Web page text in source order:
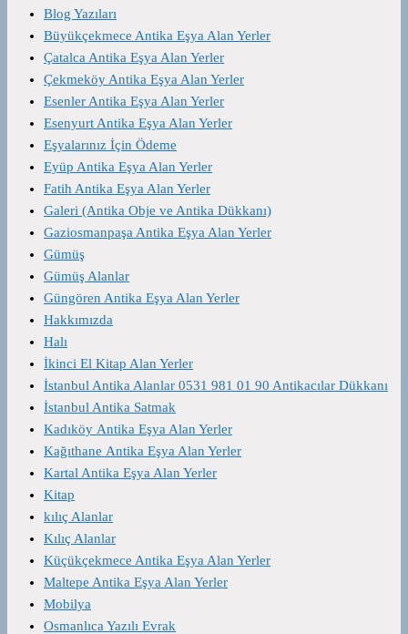
Blog Yazıları
Büyükçekmece Antika Eşya Alan Yerler
Çatalca Antika Eşya Alan Yerler
Çekmeköy Antika Eşya Alan Yerler
Esenler Antika Eşya Alan Yerler
Esenyurt Antika Eşya Alan Yerler
Eşyalarınız İçin Ödeme
Eyüp Antika Eşya Alan Yerler
Fatih Antika Eşya Alan Yerler
Galeri (Antika Obje ve Antika Dükkanı)
Gaziosmanpaşa Antika Eşya Alan Yerler
Gümüş
Gümüş Alanlar
Güngören Antika Eşya Alan Yerler
Hakkımızda
Halı
İkinci El Kitap Alan Yerler
İstanbul Antika Alanlar 0531 981 01 90 Antikacılar Dükkanı
İstanbul Antika Satmak
Kadıköy Antika Eşya Alan Yerler
Kağıthane Antika Eşya Alan Yerler
Kartal Antika Eşya Alan Yerler
Kitap
kılıç Alanlar
Kılıç Alanlar
Küçükçekmece Antika Eşya Alan Yerler
Maltepe Antika Eşya Alan Yerler
Mobilya
Osmanlıca Yazılı Evrak